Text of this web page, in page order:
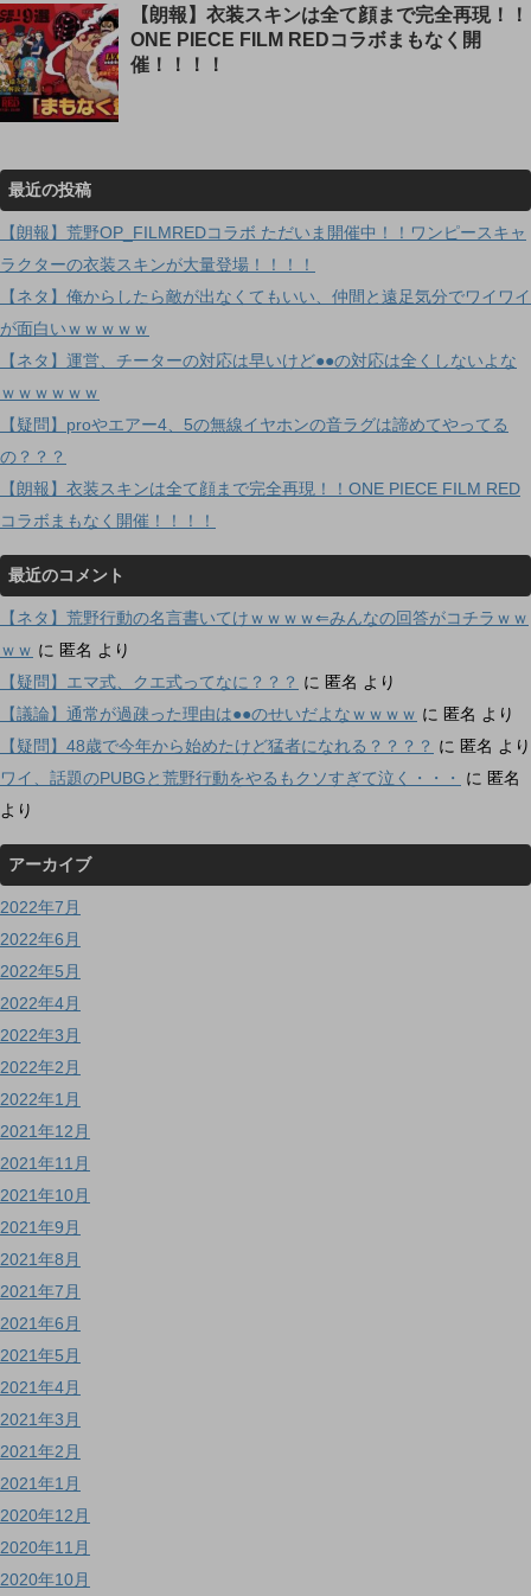
【朗報】衣装スキンは全て顔まで完全再現！！
ONE PIECE FILM REDコラボまもなく開
催！！！！
最近の投稿
【朗報】荒野OP_FILMREDコラボ ただいま開催中！！ワンピースキャ
ラクターの衣装スキンが大量登場！！！！
【ネタ】俺からしたら敵が出なくてもいい、仲間と遠足気分でワイワイ
が面白いｗｗｗｗｗ
【ネタ】運営、チーターの対応は早いけど●●の対応は全くしないよな
ｗｗｗｗｗｗ
【疑問】proやエアー4、5の無線イヤホンの音ラグは諦めてやってる
の？？？
【朗報】衣装スキンは全て顔まで完全再現！！ONE PIECE FILM RED
コラボまもなく開催！！！！
最近のコメント
【ネタ】荒野行動の名言書いてけｗｗｗｗ⇐みんなの回答がコチラｗｗ
ｗｗ に 匿名 より
【疑問】エマ式、クエ式ってなに？？？ に 匿名 より
【議論】通常が過疎った理由は●●のせいだよなｗｗｗｗ に 匿名 より
【疑問】48歳で今年から始めたけど猛者になれる？？？？ に 匿名 より
ワイ、話題のPUBGと荒野行動をやるもクソすぎて泣く・・・
に 匿名
より
アーカイブ
2022年7月
2022年6月
2022年5月
2022年4月
2022年3月
2022年2月
2022年1月
2021年12月
2021年11月
2021年10月
2021年9月
2021年8月
2021年7月
2021年6月
2021年5月
2021年4月
2021年3月
2021年2月
2021年1月
2020年12月
2020年11月
2020年10月